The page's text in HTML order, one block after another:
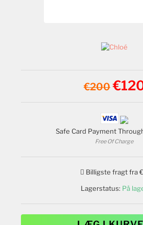
€200
Safe Card Payment
Free Of Charge
Billigste fragt fra
Lagerstatus: På